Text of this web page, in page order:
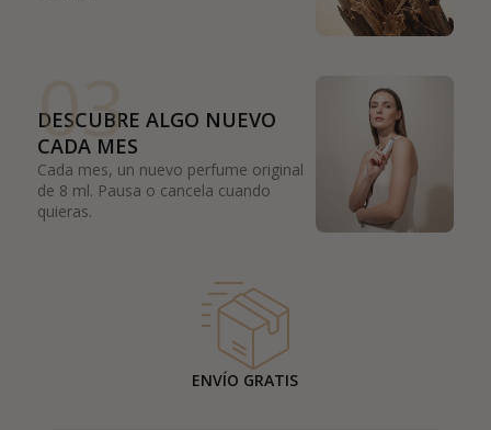
03
DESCUBRE ALGO NUEVO
CADA MES
Cada mes, un nuevo perfume original
de 8 ml. Pausa o cancela cuando
quieras.
ENVÍO GRATIS